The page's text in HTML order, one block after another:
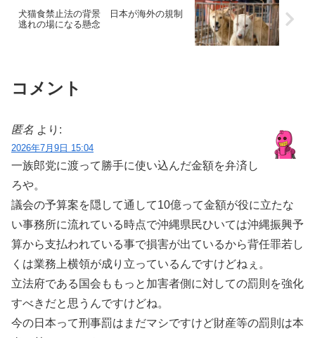
犬猫食禁止法の背景 日本が海外の規制
逃れの場になる懸念
コメント
匿名 より:
2026年7月9日 15:04
一族郎党に渡って勝手に使い込んだ金額を弁済し
ろや。
議会の予算案を隠して通して10億って金額が役に立たな
い事務所に流れている時点で沖縄県民ひいては沖縄振興予
算から支払われている事で損害が出ているから背任罪若し
くは業務上横領が成り立っているんですけどねぇ。
立法府である国会ももっと加害者側に対しての罰則を強化
すべきだと思うんですけどね。
今の日本って刑事罰はまだマシですけど財産等の罰則は本